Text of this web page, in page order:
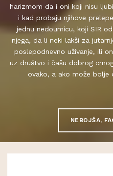
harizmom da i oni koji nisu
i kad probaju njihove
jednu nedoumicu, koji SIR
njega, da li neki lakši za
poslepodnevno uživanje, ili
uz društvo i čašu dobrog
ovako, a ako može
NEBOJŠA,